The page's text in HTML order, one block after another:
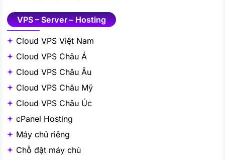
VPS – Server – Hosting
Cloud VPS Việt Nam
Cloud VPS Châu Á
Cloud VPS Châu Âu
Cloud VPS Châu Mỹ
Cloud VPS Châu Úc
cPanel Hosting
Máy chủ riêng
Chỗ đặt máy chủ